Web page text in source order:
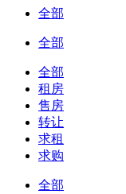
全部
全部
全部
租房
售房
转让
求租
求购
全部